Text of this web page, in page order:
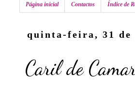
Página inicial Contactos Índice de
quinta-feira, 31 de
Caril de